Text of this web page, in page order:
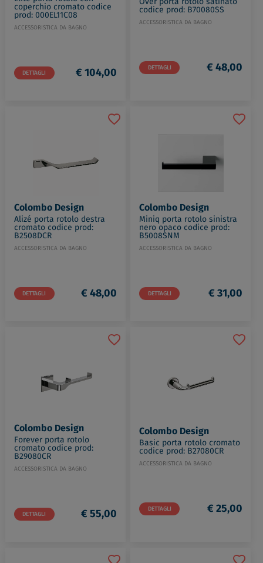
coperchio cromato codice
prod: 000EL11C08
ACCESSORISTICA DA BAGNO
DETTAGLI € 104,00
codice prod: B70080SS
ACCESSORISTICA DA BAGNO
DETTAGLI € 48,00
Colombo Design
Alizé porta rotolo destra
cromato codice prod:
B2508DCR
ACCESSORISTICA DA BAGNO
DETTAGLI € 48,00
Colombo Design
Miniq porta rotolo sinistra
nero opaco codice prod:
B5008SNM
ACCESSORISTICA DA BAGNO
DETTAGLI € 31,00
Colombo Design
Forever porta rotolo
cromato codice prod:
B29080CR
ACCESSORISTICA DA BAGNO
DETTAGLI € 55,00
Colombo Design
Basic porta rotolo cromato
codice prod: B27080CR
ACCESSORISTICA DA BAGNO
DETTAGLI € 25,00